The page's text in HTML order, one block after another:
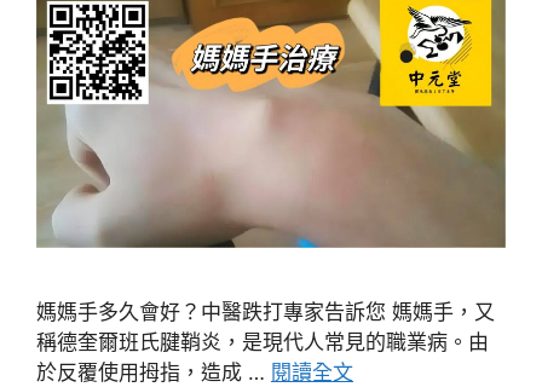
媽媽手多久會好？中醫跌打專家告訴您 媽媽手，又
稱德奎爾班氏腱鞘炎，是現代人常見的職業病。由
於反覆使用拇指，造成 … 閱讀全文